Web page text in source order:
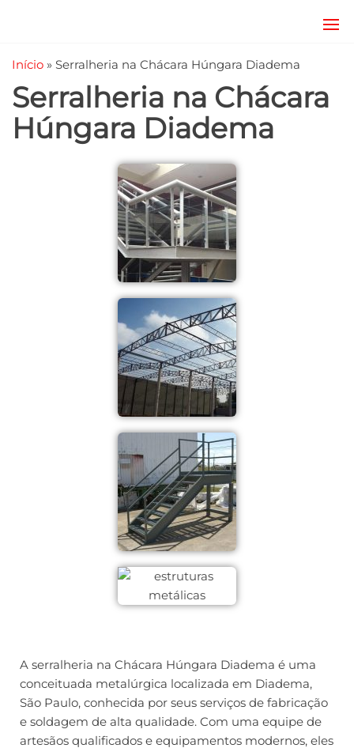
Estruturas
e
Serralheria
coberturas
mezanino
metálico,
telhado
metálico,
Início » Serralheria na Chácara Húngara Diadema
Serralheria na Chácara
Húngara Diadema
A serralheria na Chácara Húngara Diadema é uma
conceituada metalúrgica localizada em Diadema,
São Paulo, conhecida por seus serviços de fabricação
e soldagem de alta qualidade. Com uma equipe de
artesãos qualificados e equipamentos modernos, eles